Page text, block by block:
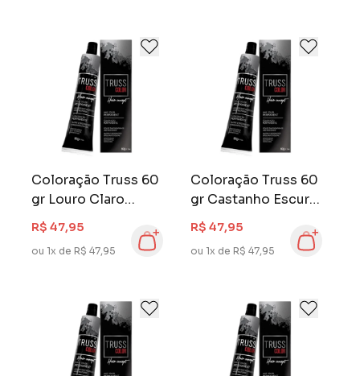
Coloração Truss 60
gr Louro Claro
Acinzentado 8.1
R$ 47,95
ou 1x de R$ 47,95
Coloração Truss 60
gr Castanho Escuro
3.0
R$ 47,95
ou 1x de R$ 47,95